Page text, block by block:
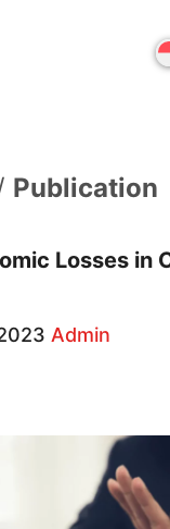
Publication
Losses in
Admin